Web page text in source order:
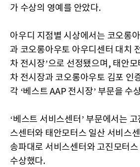
가 수상의 영예를 안았다.
아우디 지점별 시상에서는 코오롱
과 코오롱아우토 아우디센터 대치
차 전시장’으로 선정됐으며, 태안
차 전시장과 코오롱아우토 김포 인
각 ‘베스트 AAP 전시장’ 부문을 수
‘베스트 서비스센터’ 부문에서는
스센터와 태안모터스 일산 서비스
송파대로 서비스센터와 고진모터
수상했다.